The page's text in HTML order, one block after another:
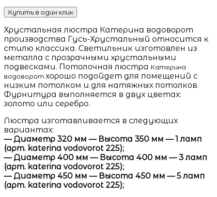
Купить в один клик
Хрустальная люстра Катерина водоворот
производства Гусь-Хрустальный относится к
стилю классика. Светильник изготовлен из
металла с прозрачными хрустальными
подвесками. Потолочная люстра Катерина
водоворот хорошо подойдет для помещений с
низким потолком и для натяжных потолков.
Фурнитура выполняется в двух цветах:
золото или серебро.
Люстра изготавливается в следующих
вариантах:
— Диаметр 320 мм — Высота 350 мм — 1 ламп
(арт. katerina vodovorot 225);
— Диаметр 400 мм — Высота 400 мм — 3 ламп
(арт. katerina vodovorot 225);
— Диаметр 450 мм — Высота 450 мм — 5 ламп
(арт. katerina vodovorot 225);